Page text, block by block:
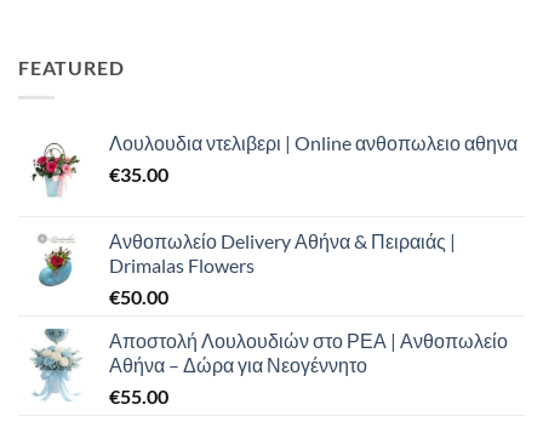
FEATURED
Λουλουδια ντελιβερι | Online ανθοπωλειο αθηνα
€35.00
Ανθοπωλείο Delivery Αθήνα & Πειραιάς |
Drimalas Flowers
€50.00
Αποστολή Λουλουδιών στο ΡΕΑ | Ανθοπωλείο
Αθήνα – Δώρα για Νεογέννητο
€55.00